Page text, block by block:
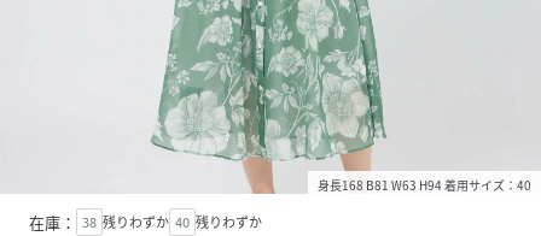
身長168 B81 W63 H94 着用サイズ：40
在庫： 38 残りわずか 40 残りわずか